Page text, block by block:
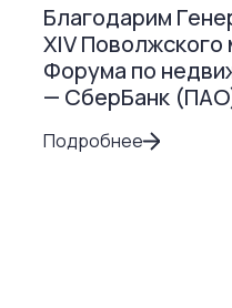
Благодарим
ХIV Поволжского
Форума по
— СберБанк
Подробнее